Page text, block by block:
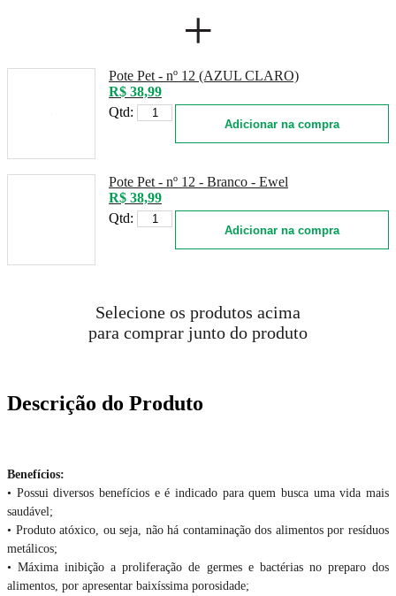
+
Pote Pet - nº 12 (AZUL CLARO)
R$ 38,99
Qtd:
Adicionar na compra
Pote Pet - nº 12 - Branco - Ewel
R$ 38,99
Qtd:
Adicionar na compra
Selecione os produtos acima
para comprar junto do produto
Descrição do Produto
Benefícios:
• Possui diversos benefícios e é indicado para quem busca uma vida mais
saudável;
• Produto atóxico, ou seja, não há contaminação dos alimentos por resíduos
metálicos;
• Máxima inibição a proliferação de germes e bactérias no preparo dos
alimentos, por apresentar baixíssima porosidade;